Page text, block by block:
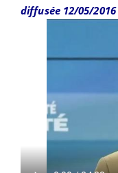
diffusée 12/05/2016